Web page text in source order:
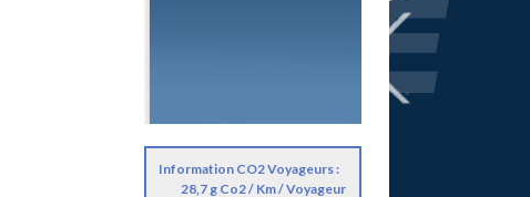
Information CO2 Voyageurs :
28,7 g Co2 / Km / Voyageur